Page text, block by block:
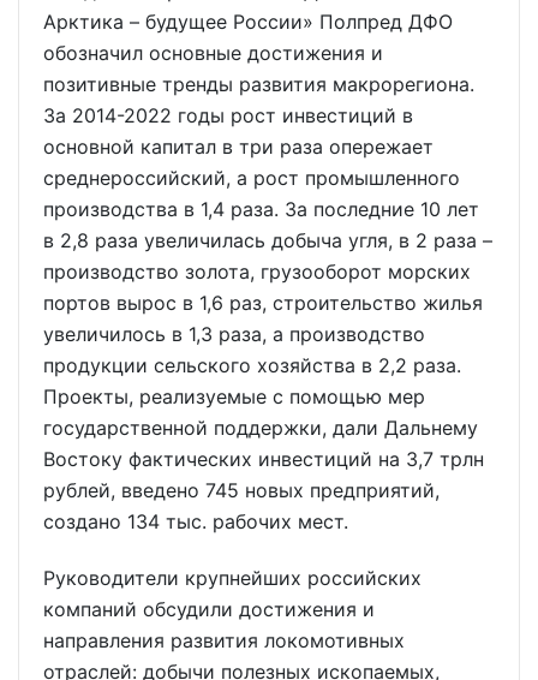
Арктика – будущее России» Полпред ДФО
обозначил основные достижения и
позитивные тренды развития макрорегиона.
За 2014-2022 годы рост инвестиций в
основной капитал в три раза опережает
среднероссийский, а рост промышленного
производства в 1,4 раза. За последние 10 лет
в 2,8 раза увеличилась добыча угля, в 2 раза –
производство золота, грузооборот морских
портов вырос в 1,6 раз, строительство жилья
увеличилось в 1,3 раза, а производство
продукции сельского хозяйства в 2,2 раза.
Проекты, реализуемые с помощью мер
государственной поддержки, дали Дальнему
Востоку фактических инвестиций на 3,7 трлн
рублей, введено 745 новых предприятий,
создано 134 тыс. рабочих мест.
Руководители крупнейших российских
компаний обсудили достижения и
направления развития локомотивных
отраслей: добычи полезных ископаемых,